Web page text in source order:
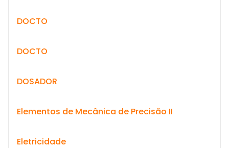
DOCTO
DOCTO
DOSADOR
Elementos de Mecânica de Precisão II
Eletricidade